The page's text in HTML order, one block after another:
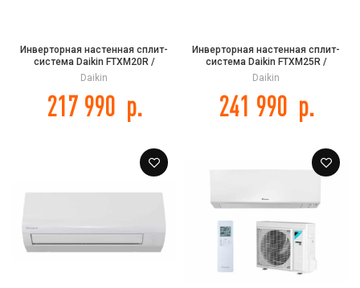
Инверторная настенная сплит-
система Daikin FTXM20R /
RXM20R9 серии PERFERA
Daikin
217 990 р.
Инверторная настенная сплит-
система Daikin FTXM25R /
RXM25R9 серии PERFERA
Daikin
241 990 р.